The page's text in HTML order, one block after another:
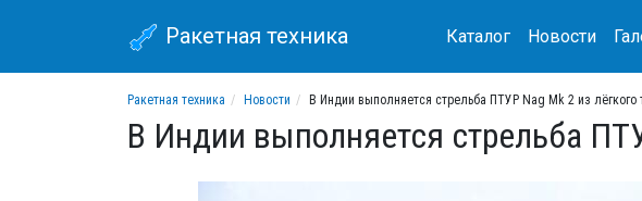
Ракетная техника Каталог Новости
Ракетная техника Новости В Индии выполняется стрельба ПТУР Nag Mk 2 из лёгкого
В Индии выполняется стрельба